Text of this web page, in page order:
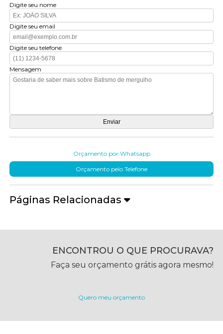
Digite seu nome
Digite seu email
Digite seu telefone
Mensagem
Orçamento por Whatsapp
Orçamento pelo Telefone
Páginas Relacionadas
ENCONTROU O QUE PROCURAVA?
Faça seu orçamento grátis agora mesmo!
Quero meu orçamento